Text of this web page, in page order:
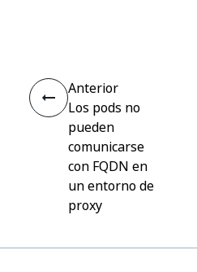
Anterior
Los pods no
pueden
comunicarse
con FQDN en
un entorno de
proxy